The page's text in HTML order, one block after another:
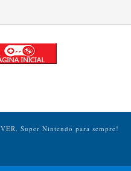
Super Nintendo para sempre!